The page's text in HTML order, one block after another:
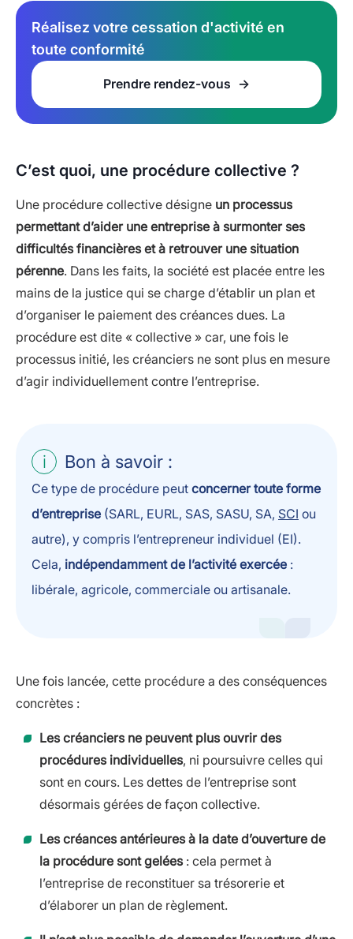
Réalisez votre cessation d'activité en
toute conformité
Prendre rendez-vous
C’est quoi, une procédure collective ?
Une procédure collective désigne un processus
permettant d’aider une entreprise à surmonter ses
difficultés financières et à retrouver une situation
pérenne. Dans les faits, la société est placée entre les
mains de la justice qui se charge d’établir un plan et
d’organiser le paiement des créances dues. La
procédure est dite « collective » car, une fois le
processus initié, les créanciers ne sont plus en mesure
d’agir individuellement contre l’entreprise.
Bon à savoir :
Ce type de procédure peut concerner toute forme
d’entreprise (SARL, EURL, SAS, SASU, SA, SCI ou
autre), y compris l’entrepreneur individuel (EI).
Cela, indépendamment de l’activité exercée :
libérale, agricole, commerciale ou artisanale.
Une fois lancée, cette procédure a des conséquences
concrètes :
Les créanciers ne peuvent plus ouvrir des
procédures individuelles, ni poursuivre celles qui
sont en cours. Les dettes de l’entreprise sont
désormais gérées de façon collective.
Les créances antérieures à la date d’ouverture de
la procédure sont gelées: cela permet à
l’entreprise de reconstituer sa trésorerie et
d’élaborer un plan de règlement.